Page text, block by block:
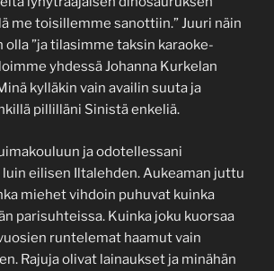
me toisillemme sanottiin.” Juuri näin
olla ”ja tilasimme taksin karaoke-
yhdessä Johanna Kurkelan
kylläkin vain availin suuta ja
pillilläni Sinistä enkeliä.
ja odotellessani
eilisen Iltalehden. Aukeaman juttu
miehet vihdoin puhuvat kuinka
parisuhteissa. Kuinka joku kuorsaa
runtelemat haamut vain
Rajuja olivat lainaukset ja minähän